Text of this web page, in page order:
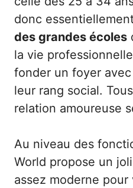
donc
des grandes écoles
la vie
fonder un foyer
leur rang social.
relation amoureuse
Au niveau des
World propose un
assez moderne